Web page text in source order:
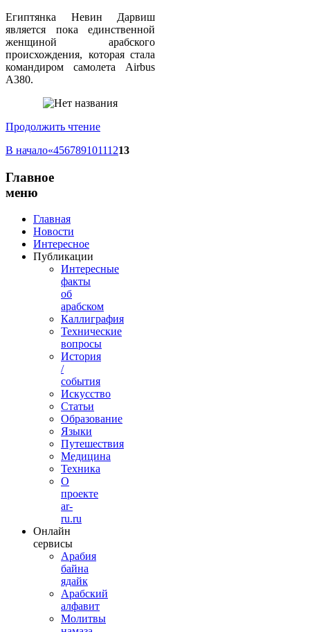
Египтянка Невин Дарвиш
является пока единственной
женщиной арабского
происхождения, которая стала
командиром самолета Airbus
A380.
Продолжить чтение
В начало«45678910111213
Главное
меню
Главная
Новости
Интересное
Публикации
Интересные
факты
об
арабском
Каллиграфия
Технические
вопросы
История
/
события
Искусство
Статьи
Образование
Языки
Путешествия
Медицина
Техника
О
проекте
ar-
ru.ru
Онлайн
сервисы
Арабия
байна
ядайк
Арабский
алфавит
Молитвы